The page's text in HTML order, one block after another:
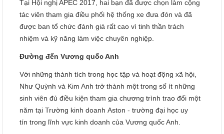
Tại Hội nghị APEC 2017, hai bạn đã được chọn làm cộng
tác viên tham gia điều phối hệ thống xe đưa đón và đã
được ban tổ chức đánh giá rất cao vì tinh thần trách
nhiệm và kỹ năng làm việc chuyên nghiệp.
Đường đến Vương quốc Anh
Với những thành tích trong học tập và hoạt động xã hội,
Như Quỳnh và Kim Anh trở thành một trong số ít những
sinh viên đủ điều kiện tham gia chương trình trao đổi một
năm tại Trường kinh doanh Aston - trường đại học uy
tín trong lĩnh vực kinh doanh của Vương quốc Anh.